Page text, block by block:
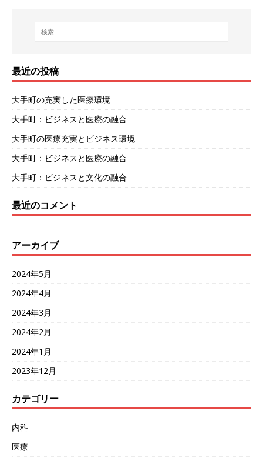
最近の投稿
大手町の充実した医療環境
大手町：ビジネスと医療の融合
大手町の医療充実とビジネス環境
大手町：ビジネスと医療の融合
大手町：ビジネスと文化の融合
最近のコメント
アーカイブ
2024年5月
2024年4月
2024年3月
2024年2月
2024年1月
2023年12月
カテゴリー
内科
医療